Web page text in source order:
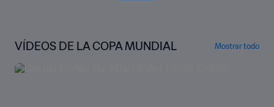
VÍDEOS DE LA COPA MUNDIAL Mostrar todo